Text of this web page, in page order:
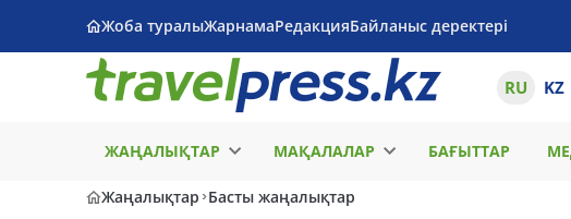
Жоба туралыЖарнамаРедакцияБайланыс деректері
RU KZ
ЖАҢАЛЫҚТАР МАҚАЛАЛАР БАҒЫТТАР
Жаңалықтар Басты жаңалықтар